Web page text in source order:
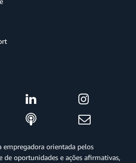
empregadora orientada pelos
de oportunidades e ações afirmativas,